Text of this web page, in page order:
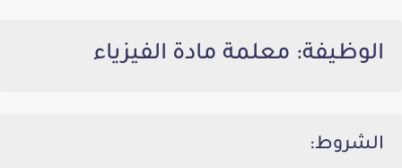
الوظيفة: معلمة مادة الفيزياء
الشروط: